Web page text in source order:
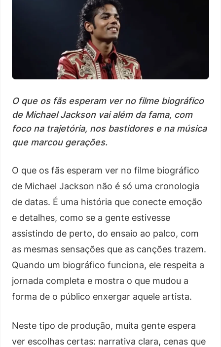
O que os fãs esperam ver no filme biográfico
de Michael Jackson vai além da fama, com
foco na trajetória, nos bastidores e na música
que marcou gerações.
O que os fãs esperam ver no filme biográfico
de Michael Jackson não é só uma cronologia
de datas. É uma história que conecte emoção
e detalhes, como se a gente estivesse
assistindo de perto, do ensaio ao palco, com
as mesmas sensações que as canções trazem.
Quando um biográfico funciona, ele respeita a
jornada completa e mostra o que mudou a
forma de o público enxergar aquele artista.
Neste tipo de produção, muita gente espera
ver escolhas certas: narrativa clara, cenas que